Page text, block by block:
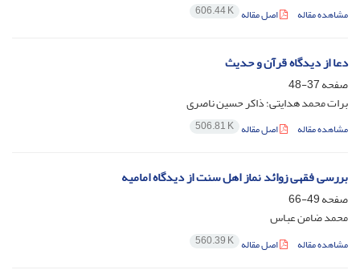
مشاهده مقاله اصل مقاله 606.44 K
دعا از دیدگاه قرآن و حدیث
صفحه37-48
برات محمد هدایتی؛ ذاکر حسین ناصری
مشاهده مقاله اصل مقاله 506.81 K
بررسی فقهی زوائد نماز اهل سنت از دیدگاه امامیه
صفحه49-66
محمد ضامن عباس
مشاهده مقاله اصل مقاله 560.39 K